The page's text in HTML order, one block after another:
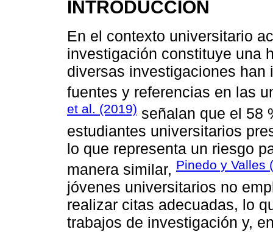
INTRODUCCIÓN
En el contexto universitario
investigación constituye una
diversas investigaciones
fuentes y referencias en las
et al. (2019) señalan que el 58
estudiantes universitarios
lo que representa un riesgo
manera similar, Pinedo y Valles
jóvenes universitarios no
realizar citas adecuadas, lo
trabajos de investigación y,